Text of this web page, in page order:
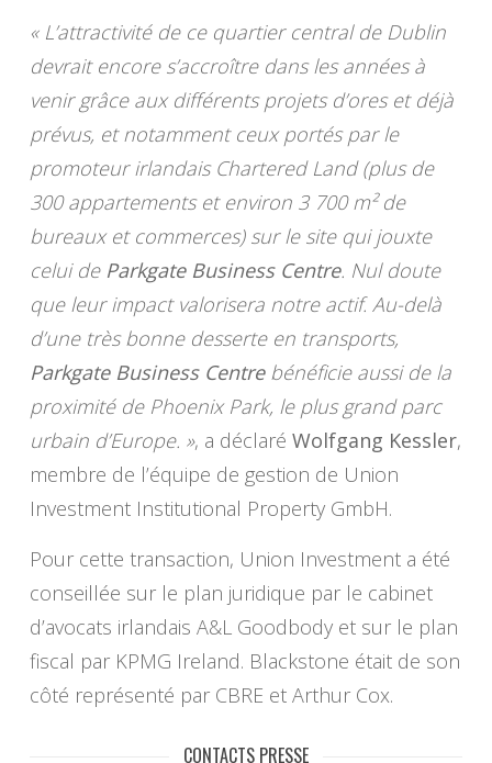
« L’attractivité de ce quartier central de Dublin
devrait encore s’accroître dans les années à
venir grâce aux différents projets d’ores et déjà
prévus, et notamment ceux portés par le
promoteur irlandais Chartered Land (plus de
300 appartements et environ 3 700 m² de
bureaux et commerces) sur le site qui jouxte
celui de Parkgate Business Centre. Nul doute
que leur impact valorisera notre actif. Au-delà
d’une très bonne desserte en transports,
Parkgate Business Centrebénéficie aussi de la
proximité de Phoenix Park, le plus grand parc
urbain d’Europe. », a déclaré Wolfgang Kessler,
membre de l’équipe de gestion de Union
Investment Institutional Property GmbH.
Pour cette transaction, Union Investment a été
conseillée sur le plan juridique par le cabinet
d’avocats irlandais A&L Goodbody et sur le plan
fiscal par KPMG Ireland. Blackstone était de son
côté représenté par CBRE et Arthur Cox.
CONTACTS PRESSE